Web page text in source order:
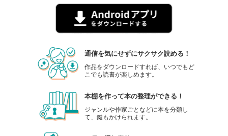
通信を気にせずにサクサク読める！
作品をダウンロードすれば、いつでもど
こでも読書が楽しめます。
本棚を作って本の整理ができる！
ジャンルや作家ごとなどに本を分類し
て、鍵もかけられます。